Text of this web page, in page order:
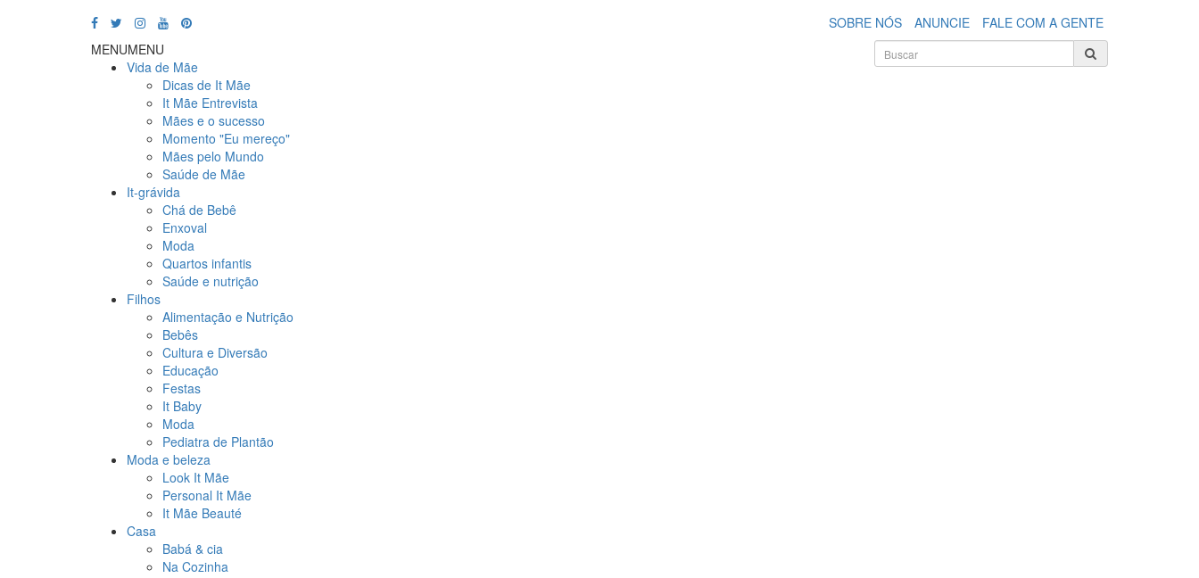
SOBRE NÓS ANUNCIE
FALE COM A GENTE
MENUMENU
Vida de Mãe
Dicas de It Mãe
It Mãe Entrevista
Mães e o sucesso
Momento "Eu mereço"
Mães pelo Mundo
Saúde de Mãe
It-grávida
Chá de Bebê
Enxoval
Moda
Quartos infantis
Saúde e nutrição
Filhos
Alimentação e Nutrição
Bebês
Cultura e Diversão
Educação
Festas
It Baby
Moda
Pediatra de Plantão
Moda e beleza
Look It Mãe
Personal It Mãe
It Mãe Beauté
Casa
Babá & cia
Na Cozinha